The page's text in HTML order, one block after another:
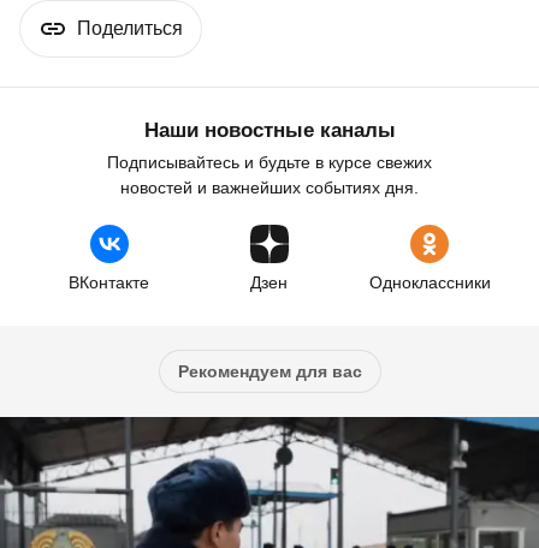
Поделиться
Наши новостные каналы
Подписывайтесь и будьте в курсе свежих
новостей и важнейших событиях дня.
ВКонтакте Дзен Одноклассники
Рекомендуем для вас